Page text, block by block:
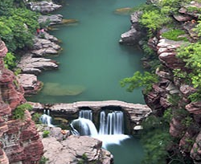
AR 4K专区 全景新闻
人生第一次 人生第二次
NBA 国足 国
文化体育 冰雪道路 足球道路
非遗 文化 旅游 科普